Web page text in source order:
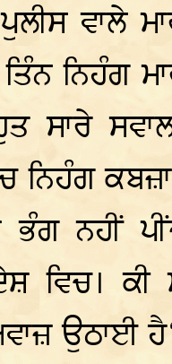
ਵਾਲੇ
ਤਿੰਨ
ਸਾਰੇ
ਨਿਹੰਗ
ਭੰਗ ਨਹੀਂ
ਵਿਚ। ਕੀ
ਉਠਾਈ